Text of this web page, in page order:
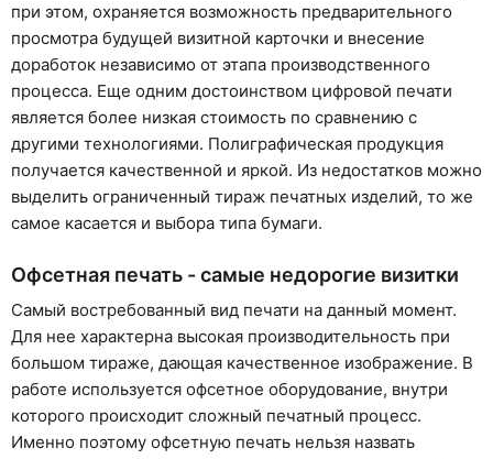
при этом, охраняется возможность предварительного
просмотра будущей визитной карточки и внесение
доработок независимо от этапа производственного
процесса. Еще одним достоинством цифровой печати
является более низкая стоимость по сравнению с
другими технологиями. Полиграфическая продукция
получается качественной и яркой. Из недостатков можно
выделить ограниченный тираж печатных изделий, то же
самое касается и выбора типа бумаги.
Офсетная печать - самые недорогие визитки
Самый востребованный вид печати на данный момент.
Для нее характерна высокая производительность при
большом тираже, дающая качественное изображение. В
работе используется офсетное оборудование, внутри
которого происходит сложный печатный процесс.
Именно поэтому офсетную печать нельзя назвать